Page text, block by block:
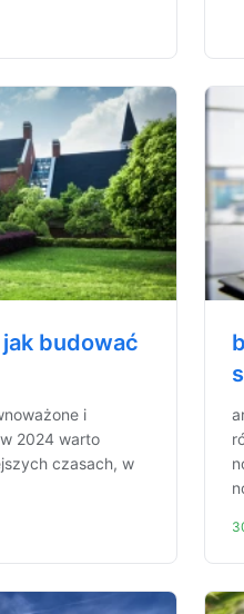
budować
i
2024 warto
czasach, w